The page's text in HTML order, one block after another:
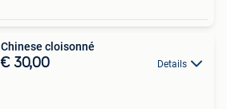
Chinese cloisonné
€ 30,00 Details